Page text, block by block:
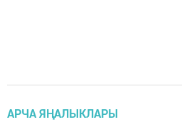
АРЧА ЯҢАЛЫКЛАРЫ